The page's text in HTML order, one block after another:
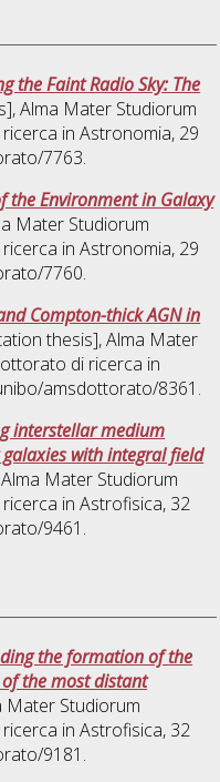
the Faint Radio Sky: The
Alma Mater Studiorum
ricerca inAstronomia, 29
7763.
the Environment in Galaxy
Mater Studiorum
ricerca inAstronomia, 29
7760.
Compton-thick AGN in
thesis], Alma Mater
di ricerca in
amsdottorato/8361.
interstellar medium
with integral field
Mater Studiorum
ricerca inAstrofisica, 32
9461.
the formation of the
the most distant
Mater Studiorum
ricerca inAstrofisica, 32
9181.